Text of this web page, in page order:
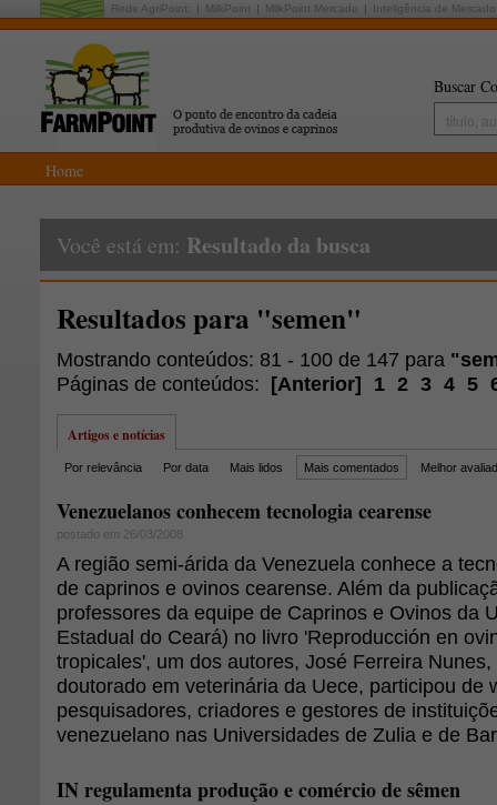
Rede AgriPoint: MilkPoint MilkPoint Mercado Inteligência de Mercado
Buscar
Home
Você está em: Resultado da busca
Resultados para "semen"
Mostrando conteúdos: 81 - 100 de 147 para
Páginas de conteúdos: [Anterior] 1 2 3 4 5
Artigos e notícias
Por relevância Por data Mais lidos Mais comentados Melhor
Venezuelanos conhecem tecnologia cearense
postado em 26/03/2008
A região semi-árida da Venezuela conhece a
de caprinos e ovinos cearense. Além da
professores da equipe de Caprinos e Ovinos da
Estadual do Ceará) no livro 'Reproducción en
tropicales', um dos autores, José Ferreira
doutorado em veterinária da Uece, participou de
pesquisadores, criadores e gestores de
venezuelano nas Universidades de Zulia e de
IN regulamenta produção e comércio de sêmen